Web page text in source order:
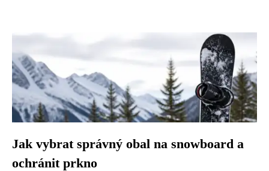
Jak vybrat správný obal na snowboard a
ochránit prkno